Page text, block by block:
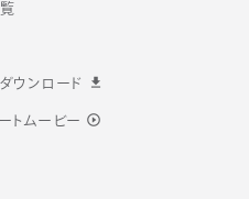
ウンロード download
トムービー play_circle_outline